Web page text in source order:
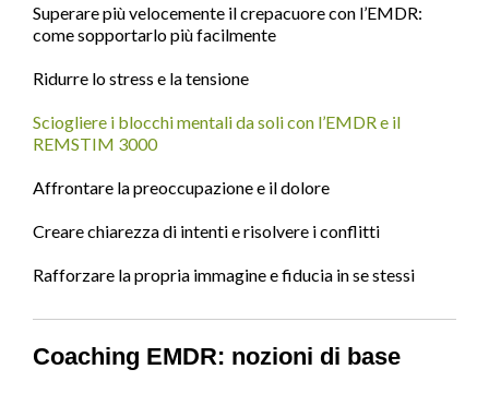
Superare più velocemente il crepacuore con l’EMDR:
come sopportarlo più facilmente
Ridurre lo stress e la tensione
Sciogliere i blocchi mentali da soli con l’EMDR e il
REMSTIM 3000
Affrontare la preoccupazione e il dolore
Creare chiarezza di intenti e risolvere i conflitti
Rafforzare la propria immagine e fiducia in se stessi
Coaching EMDR: nozioni di base